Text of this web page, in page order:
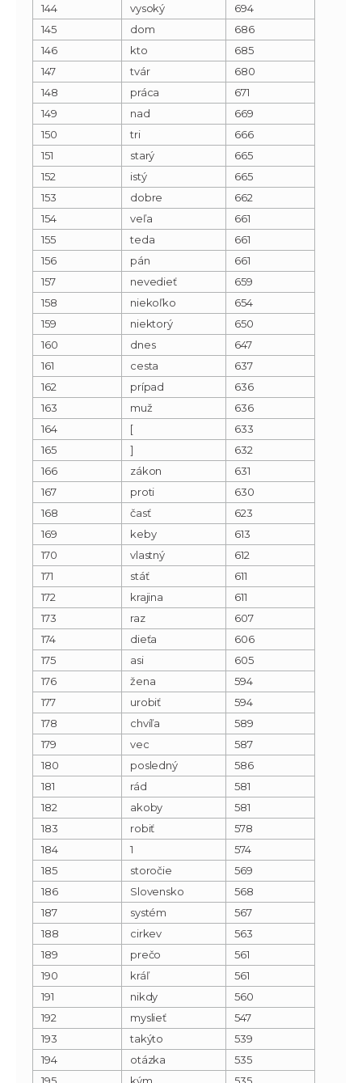
144
vysoký
694
145
dom
686
146
kto
685
147
tvár
680
148
práca
671
149
nad
669
150
tri
666
151
starý
665
152
istý
665
153
dobre
662
154
veľa
661
155
teda
661
156
pán
661
157
nevedieť
659
158
niekoľko
654
159
niektorý
650
160
dnes
647
161
cesta
637
162
prípad
636
163
muž
636
164
[
633
165
]
632
166
zákon
631
167
proti
630
168
časť
623
169
keby
613
170
vlastný
612
171
stáť
611
172
krajina
611
173
raz
607
174
dieťa
606
175
asi
605
176
žena
594
177
urobiť
594
178
chvíľa
589
179
vec
587
180
posledný
586
181
rád
581
182
akoby
581
183
robiť
578
184
1
574
185
storočie
569
186
Slovensko
568
187
systém
567
188
cirkev
563
189
prečo
561
190
kráľ
561
191
nikdy
560
192
myslieť
547
193
takýto
539
194
otázka
535
195
kým 535